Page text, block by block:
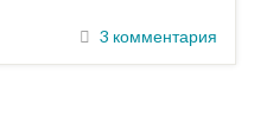
3 комментария